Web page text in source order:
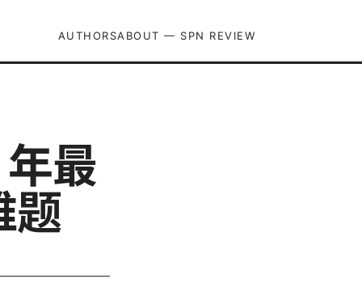
AUTHORSABOUT — SPN REVIEW
最
题